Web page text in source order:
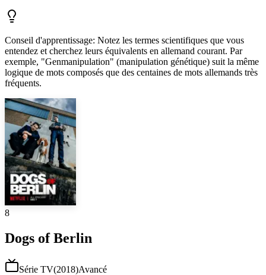
Conseil d'apprentissage: Notez les termes scientifiques que vous
entendez et cherchez leurs équivalents en allemand courant. Par
exemple, "Genmanipulation" (manipulation génétique) suit la même
logique de mots composés que des centaines de mots allemands très
fréquents.
8
Dogs of Berlin
Série TV(2018)Avancé